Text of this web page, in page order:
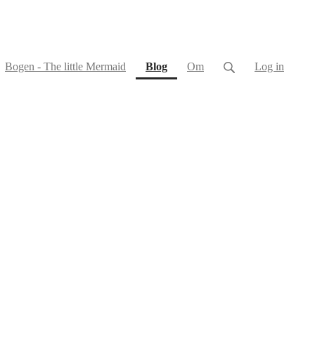
Bogen - The little Mermaid Blog(current)
Om Log in